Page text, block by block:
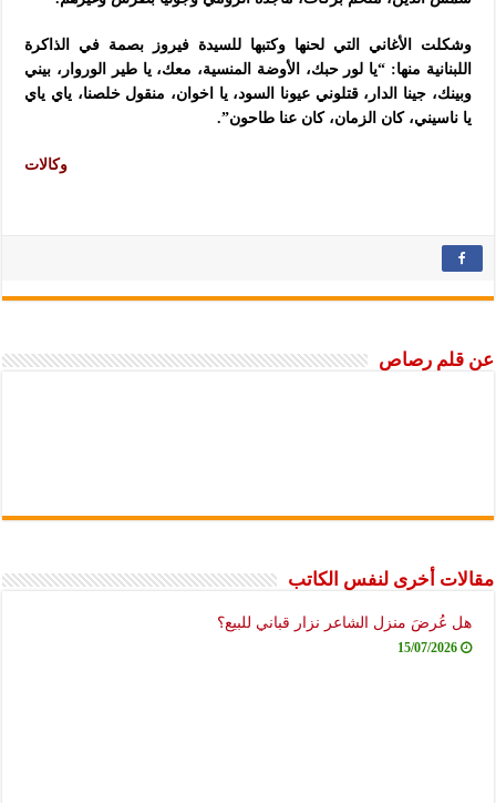
وشكلت الأغاني التي لحنها وكتبها للسيدة فيروز بصمة في الذاكرة
اللبنانية منها: “يا لور حبك، الأوضة المنسية، معك، يا طير الوروار، بيني
وبينك، جينا الدار، قتلوني عيونا السود، يا اخوان، منقول خلصنا، ياي ياي
يا ناسيني، كان الزمان، كان عنا طاحون”.
وكالات
عن قلم رصاص
مقالات أخرى لنفس الكاتب
هل عُرضَ منزل الشاعر نزار قباني للبيع؟
15/07/2026